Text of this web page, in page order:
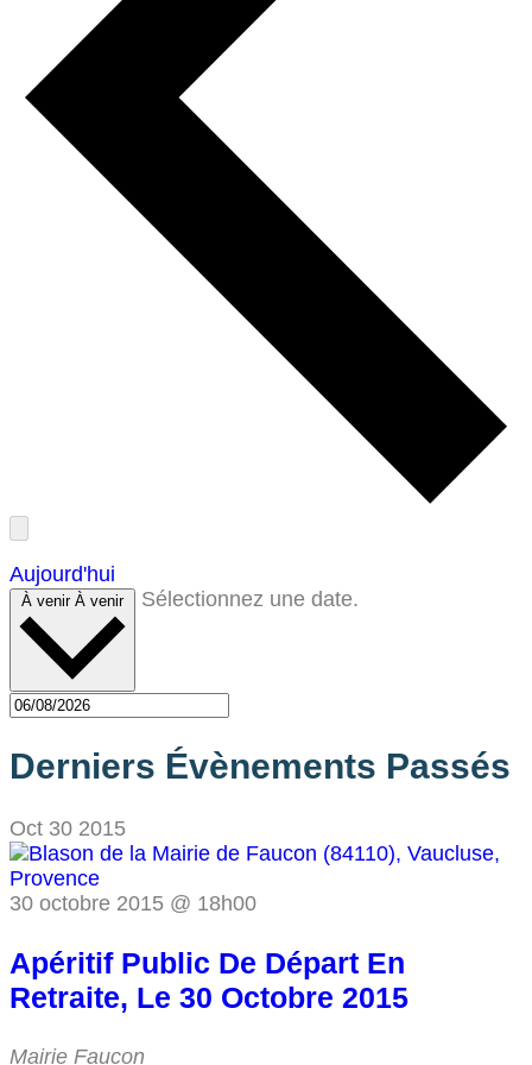
Aujourd'hui
À venir À venir Sélectionnez une date.
Derniers Évènements Passés
Oct 30 2015
30 octobre 2015 @ 18h00
Apéritif Public De Départ En
Retraite, Le 30 Octobre 2015
Mairie Faucon